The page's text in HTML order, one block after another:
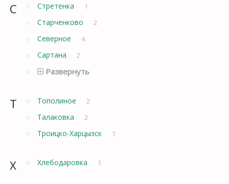
С Стретенка 1
Старченково 2
Северное 4
Сартана 2
Развернуть
Т Тополиное 2
Талаковка 2
Троицко-Харцызск 1
Х Хлебодаровка 1